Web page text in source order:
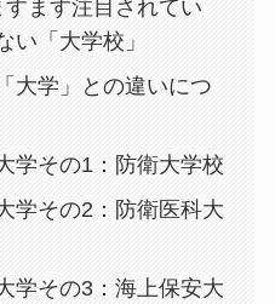
ます注目されてい
い「大学校」
大学」との違いにつ
学その1：防衛大学校
学その2：防衛医科大
学その3：海上保安大